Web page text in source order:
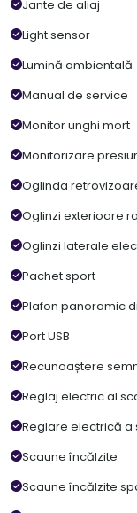
Jante de aliaj
Light sensor
Lumină ambientală
Manual de service
Monitor unghi mort
Monitorizare
Oglinda
Oglinzi exterioare
Oglinzi laterale
Pachet sport
Plafon panoramic
Port USB
Recunoaștere
Reglaj electric al
Reglare electrică a
Scaune încălzite
Scaune încălzite